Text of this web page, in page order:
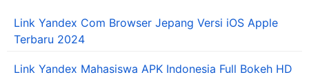
Link Yandex Com Browser Jepang Versi iOS Apple
Terbaru 2024
Link Yandex Mahasiswa APK Indonesia Full Bokeh HD